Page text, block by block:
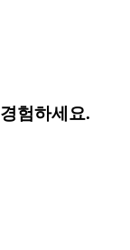
험하세요.